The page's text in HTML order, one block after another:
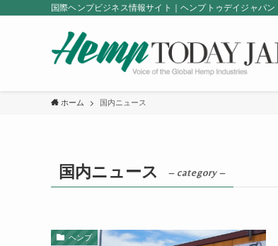
国際ヘンプビジネス情報サイト｜ヘンプトゥデイジャパン
ホーム 国内ニュース
国内ニュース – category –
ヘンプ